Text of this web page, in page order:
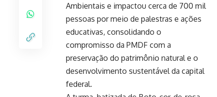
Ambientais e impactou cerca de 700 mil
pessoas por meio de palestras e ações
educativas, consolidando o
compromisso da PMDF com a
preservação do patrimônio natural e o
desenvolvimento sustentável da capital
federal.